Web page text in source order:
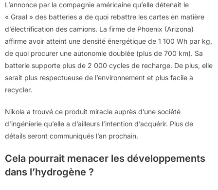
L’annonce par la compagnie américaine qu’elle détenait le
« Graal » des batteries a de quoi rebattre les cartes en matière
d’électrification des camions. La firme de Phoenix (Arizona)
affirme avoir atteint une densité énergétique de 1 100 Wh par kg,
de quoi procurer une autonomie doublée (plus de 700 km). Sa
batterie supporte plus de 2 000 cycles de recharge. De plus, elle
serait plus respectueuse de l’environnement et plus facile à
recycler.
Nikola a trouvé ce produit miracle auprès d’une société
d’ingénierie qu’elle a d’ailleurs l’intention d’acquérir. Plus de
détails seront communiqués l’an prochain.
Cela pourrait menacer les développements
dans l’hydrogène ?